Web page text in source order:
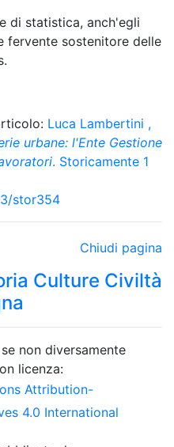
di statistica, anch'egli
fervente sostenitore delle
Luca Lambertini ,
urbane: l'Ente Gestione
. Storicamente 1
stor354
Chiudi pagina
Culture Civiltà
non diversamente
licenza:
Attribution-
4.0 International